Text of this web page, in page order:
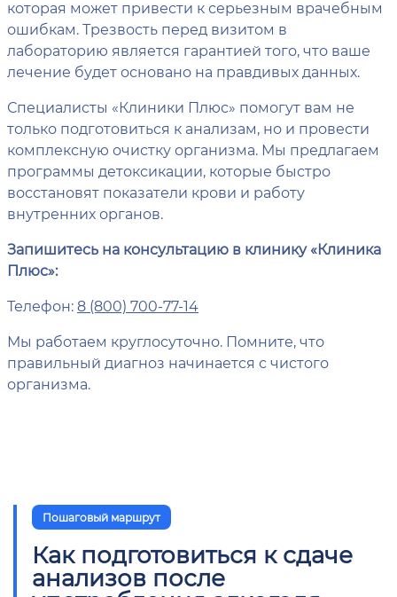
которая может привести к серьезным врачебным
ошибкам. Трезвость перед визитом в
лабораторию является гарантией того, что ваше
лечение будет основано на правдивых данных.
Специалисты «Клиники Плюс» помогут вам не
только подготовиться к анализам, но и провести
комплексную очистку организма. Мы предлагаем
программы детоксикации, которые быстро
восстановят показатели крови и работу
внутренних органов.
Запишитесь на консультацию в клинику «Клиника
Плюс»:
Телефон:8 (800) 700-77-14
Мы работаем круглосуточно. Помните, что
правильный диагноз начинается с чистого
организма.
Пошаговый маршрут
Как подготовиться к сдаче
анализов после